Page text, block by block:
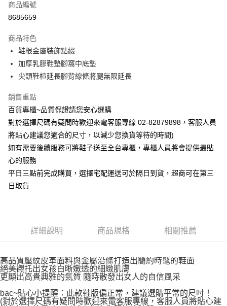
街口支付
宅配
每筆NT$90，滿NT$1,000(含以上)免運費
商品編號
8685659
商品特色
鞋根金屬裝飾點綴
加厚乳膠鞋墊腳窩中底墊
尖頭鞋楦延長腳背線條將腿無限延長
銷售重點
百貨專櫃~品質保證請您安心選購
對於選擇尺碼有疑問時歡迎來電客服專線 02-82879898，客服人員
將貼心建議您適合的尺寸，以減少您換貨等待的時間)
如有需要後續服務可將鞋子送至全台專櫃，專櫃人員將會提供最貼
心的服務
平日三點前完成購買，選擇宅配運送可於隔日到貨，超商可在第三
日取貨
詳細說明 商品規格 相關推薦
高品質壓紋皮革面料與金屬沿條打造出簡約時髦的鞋面
絕美襯托出女孩白晰嫩透的細緻肌膚
更顯出高貴典雅的氣質 隨時散發出女人的自信風采
bac~貼心小提醒：此款鞋版偏正常，建議選購平常的尺吋！
(對於選擇尺碼有疑問時歡迎來電客服專線，客服人員將貼心建